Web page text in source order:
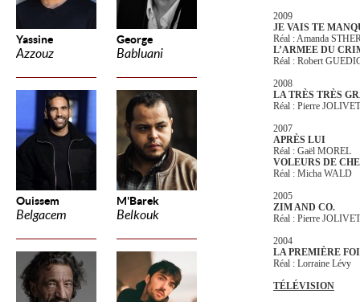
Yassine
Azzouz
George
Babluani
Ouissem
Belgacem
M'Barek
Belkouk
2009
JE VAIS TE
Réal : Amanda
L’ARMEE DU
Réal : Robert
2008
LA TRÈS TRÈS
Réal : Pierre JOLIVET
2007
APRÈS LUI
Réal : Gaël MOREL
VOLEURS DE
Réal : Micha WALD
2005
ZIM AND CO.
Réal : Pierre JOLIVET
2004
LA PREMIÈRE
Réal : Lorraine Lévy
TÉLÉVISION